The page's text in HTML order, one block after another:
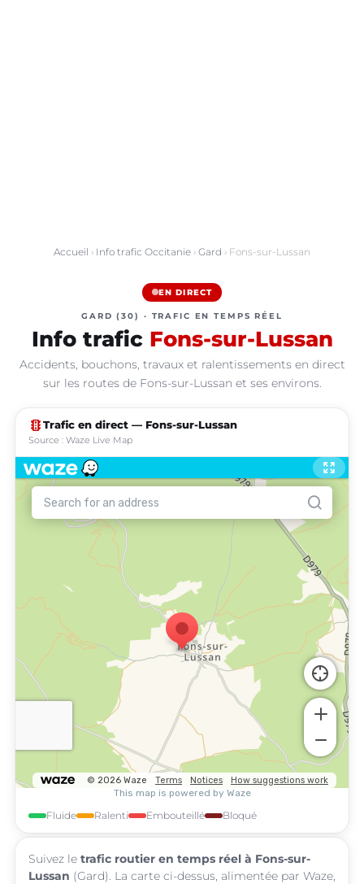
Accueil › Info trafic Occitanie › Gard › Fons-sur-Lussan
EN DIRECT
GARD (30) · TRAFIC EN TEMPS RÉEL
Info trafic Fons-sur-Lussan
Accidents, bouchons, travaux et ralentissements en direct
sur les routes de Fons-sur-Lussan et ses environs.
traffic Trafic en direct — Fons-sur-Lussan
Source : Waze Live Map
Fluide Ralenti Embouteillé Bloqué
Suivez le trafic routier en temps réel à Fons-sur-
Lussan (Gard). La carte ci-dessus, alimentée par Waze,